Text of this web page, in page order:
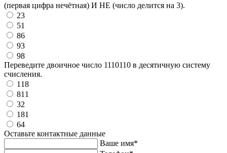
(первая цифра нечётная) И НЕ (число делится на 3).
23
51
86
93
98
Переведите двоичное число 1110110 в десятичную систему
счисления.
118
811
32
181
64
Оставьте контактные данные
Ваше имя*